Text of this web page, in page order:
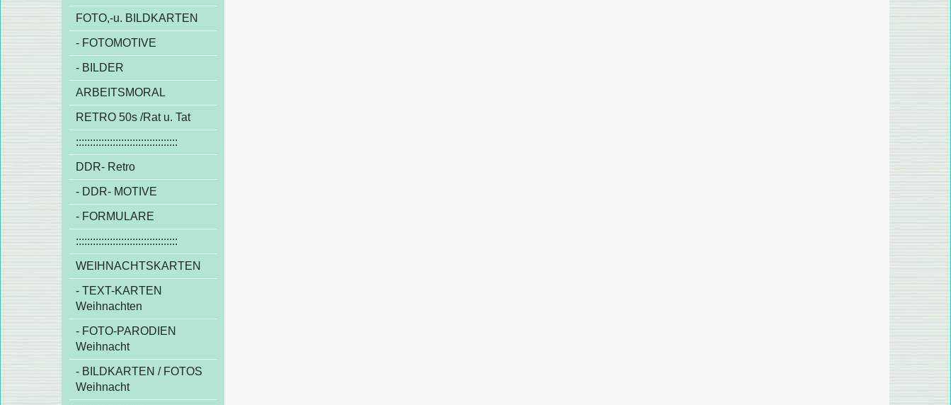
FOTO,-u. BILDKARTEN
- FOTOMOTIVE
- BILDER
ARBEITSMORAL
RETRO 50s /Rat u. Tat
::::::::::::::::::::::::::::::::::::
DDR- Retro
- DDR- MOTIVE
- FORMULARE
::::::::::::::::::::::::::::::::::::
WEIHNACHTSKARTEN
- TEXT-KARTEN
Weihnachten
- FOTO-PARODIEN
Weihnacht
- BILDKARTEN / FOTOS
Weihnacht